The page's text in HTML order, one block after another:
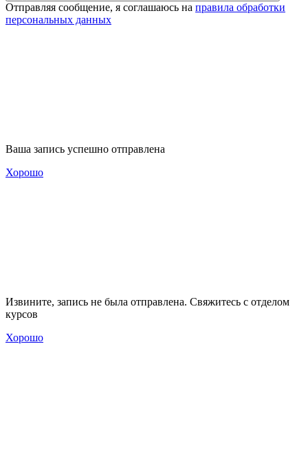
Отправляя сообщение, я соглашаюсь на правила обработки
персональных данных
Ваша запись успешно отправлена
Хорошо
Извините, запись не была отправлена. Свяжитесь с отделом
курсов
Хорошо